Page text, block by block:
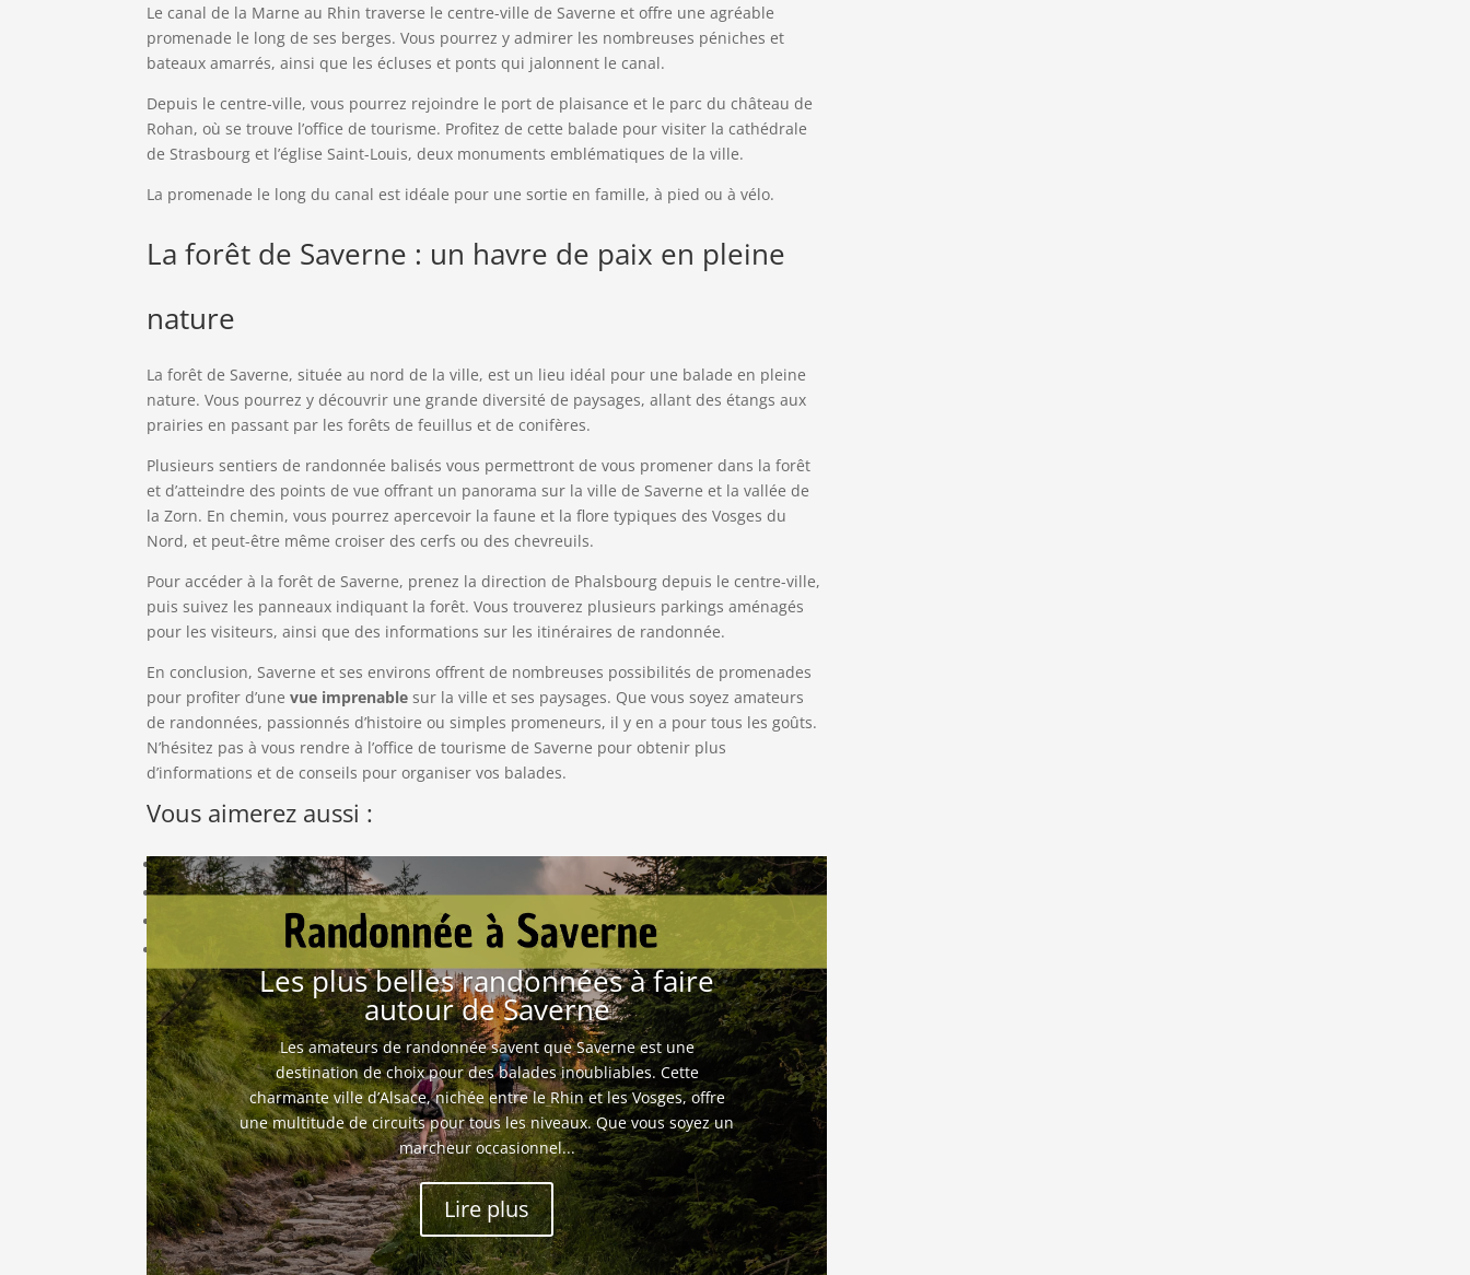
Le canal de la Marne au Rhin traverse le centre-ville de Saverne et offre une agréable
promenade le long de ses berges. Vous pourrez y admirer les nombreuses péniches et
bateaux amarrés, ainsi que les écluses et ponts qui jalonnent le canal.
Depuis le centre-ville, vous pourrez rejoindre le port de plaisance et le parc du château de
Rohan, où se trouve l’office de tourisme. Profitez de cette balade pour visiter la cathédrale
de Strasbourg et l’église Saint-Louis, deux monuments emblématiques de la ville.
La promenade le long du canal est idéale pour une sortie en famille, à pied ou à vélo.
La forêt de Saverne : un havre de paix en pleine
nature
La forêt de Saverne, située au nord de la ville, est un lieu idéal pour une balade en pleine
nature. Vous pourrez y découvrir une grande diversité de paysages, allant des étangs aux
prairies en passant par les forêts de feuillus et de conifères.
Plusieurs sentiers de randonnée balisés vous permettront de vous promener dans la forêt
et d’atteindre des points de vue offrant un panorama sur la ville de Saverne et la vallée de
la Zorn. En chemin, vous pourrez apercevoir la faune et la flore typiques des Vosges du
Nord, et peut-être même croiser des cerfs ou des chevreuils.
Pour accéder à la forêt de Saverne, prenez la direction de Phalsbourg depuis le centre-ville,
puis suivez les panneaux indiquant la forêt. Vous trouverez plusieurs parkings aménagés
pour les visiteurs, ainsi que des informations sur les itinéraires de randonnée.
En conclusion, Saverne et ses environs offrent de nombreuses possibilités de promenades
pour profiter d’unevue imprenable sur la ville et ses paysages. Que vous soyez amateurs
de randonnées, passionnés d’histoire ou simples promeneurs, il y en a pour tous les goûts.
N’hésitez pas à vous rendre à l’office de tourisme de Saverne pour obtenir plus
d’informations et de conseils pour organiser vos balades.
Vous aimerez aussi :
Randonnées à Saverne : les meilleurs itinéraires
Les plus beaux panoramas de Saverne
Saverne, une ville écologique et respectueuse de l’environnement
Saverne : une destination gastronomique à découvrir
Les plus belles randonnées à faire
autour de Saverne
Les amateurs de randonnée savent que Saverne est une
destination de choix pour des balades inoubliables. Cette
charmante ville d’Alsace, nichée entre le Rhin et les Vosges, offre
une multitude de circuits pour tous les niveaux. Que vous soyez un
marcheur occasionnel...
Lire plus